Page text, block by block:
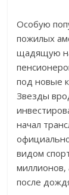
Особую
пожилых
щадящую
под новые
Звезды
начал
видом
миллионов,
после